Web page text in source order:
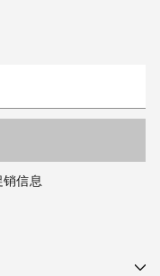
销信息